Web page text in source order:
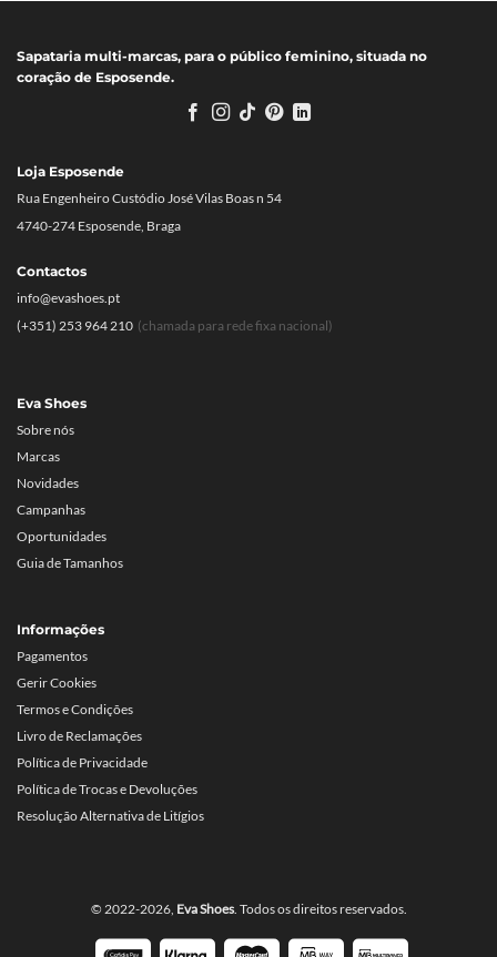
Sapataria multi-marcas, para o público feminino, situada no
coração de Esposende.
Eva Shoes
Sobre nós
Marcas
Novidades
Campanhas
Oportunidades
Guia de Tamanhos
Informações
Pagamentos
Gerir Cookies
Termos e Condições
Livro de Reclamações
Política de Privacidade
Política de Trocas e Devoluções
Resolução Alternativa de Litígios
Loja Esposende
Rua Engenheiro Custódio José Vilas Boas n 54
4740-274 Esposende, Braga
Contactos
info@evashoes.pt
(+351) 253 964 210 (chamada para rede fixa nacional)
© 2022-2026, Eva Shoes. Todos os direitos reservados.